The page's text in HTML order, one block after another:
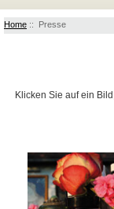
Home :: Presse
Klicken Sie auf ein